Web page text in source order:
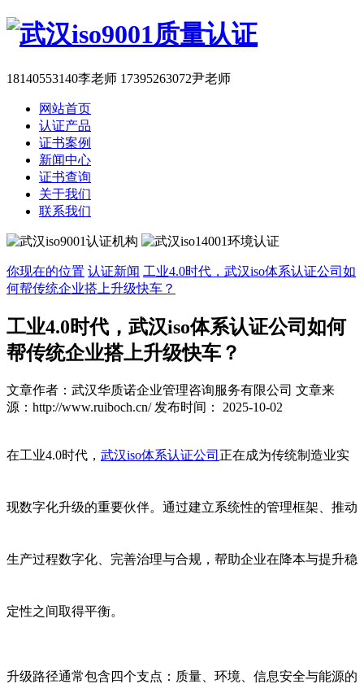
18140553140李老师 17395263072尹老师
网站首页
认证产品
证书案例
新闻中心
证书查询
关于我们
联系我们
你现在的位置 认证新闻 工业4.0时代，武汉iso体系认证公司如
何帮传统企业搭上升级快车？
工业4.0时代，武汉iso体系认证公司如何
帮传统企业搭上升级快车？
文章作者：武汉华质诺企业管理咨询服务有限公司 文章来
源：http://www.ruiboch.cn/ 发布时间： 2025-10-02
在工业4.0时代， 武汉iso体系认证公司 正在成为传统制造业实
现数字化升级的重要伙伴。通过建立系统性的管理框架、推动
生产过程数字化、完善治理与合规，帮助企业在降本与提升稳
定性之间取得平衡。
升级路径通常包含四个支点：质量、环境、信息安全与能源的